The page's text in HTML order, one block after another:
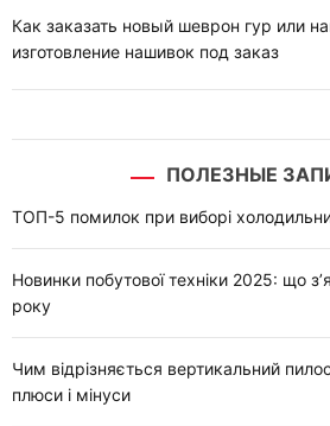
Как заказать новый шеврон гур или
изготовление нашивок под заказ
ПОЛЕЗНЫЕ
ТОП-5 помилок при виборі
Новинки побутової техніки 2025: що
року
Чим відрізняється вертикальний
плюси і мінуси